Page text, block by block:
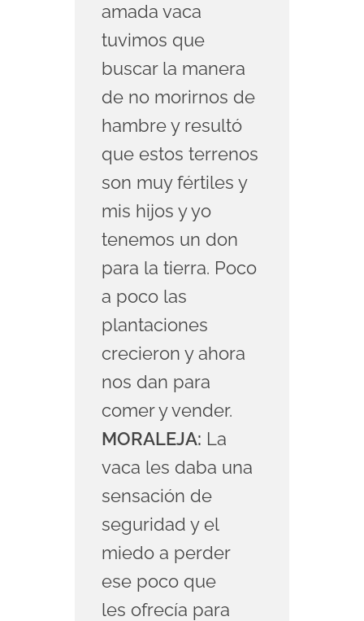
amada vaca
tuvimos que
buscar la manera
de no morirnos de
hambre y resultó
que estos terrenos
son muy fértiles y
mis hijos y yo
tenemos un don
para la tierra. Poco
a poco las
plantaciones
crecieron y ahora
nos dan para
comer y vender.
MORALEJA: La
vaca les daba una
sensación de
seguridad y el
miedo a perder
ese poco que
les ofrecía para